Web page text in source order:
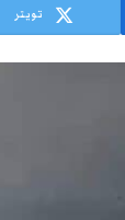
تويتر